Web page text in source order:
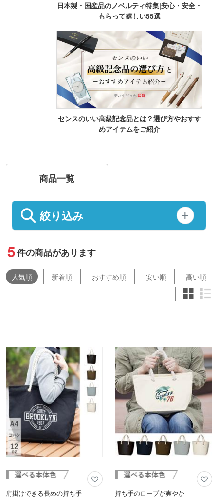
日本製・国産品のノベルティ特集|安心・安全・
もらって嬉しい55選
センスのいい高級記念品とは？選び方やおすす
めアイテムをご紹介
商品一覧
絞り込み
5件の商品があります
人気順 新着順 おすすめ順 安い順 高い順
肩掛けできる長めの持ち手 持ち手のロープが爽やか